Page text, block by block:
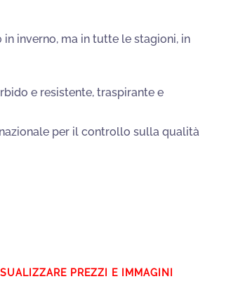
inverno, ma in tutte le stagioni, in
e resistente, traspirante e
per il controllo sulla qualità